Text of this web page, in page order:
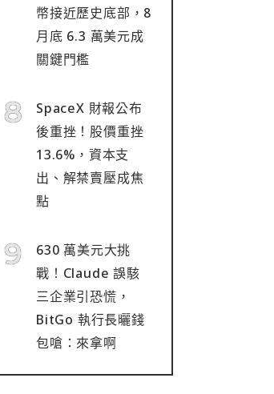
幣接近歷史底部，8
月底 6.3 萬美元成
關鍵門檻
SpaceX 財報公布
後重挫！股價重挫
13.6%，資本支
出、解禁賣壓成焦
點
630 萬美元大挑
戰！Claude 誤駭
三企業引恐慌，
BitGo 執行長曬錢
包嗆：來拿啊